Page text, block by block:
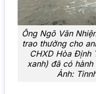
Ông Ngô Văn
trao thưởng cho
CHXD Hòa Định
xanh) đã có
Ảnh: